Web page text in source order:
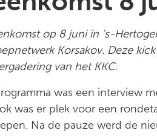
op 8 juni in ’s-
Korsakov. Deze
van het KKC.
was een interview
was er plek voor een
Na de pauze werd de